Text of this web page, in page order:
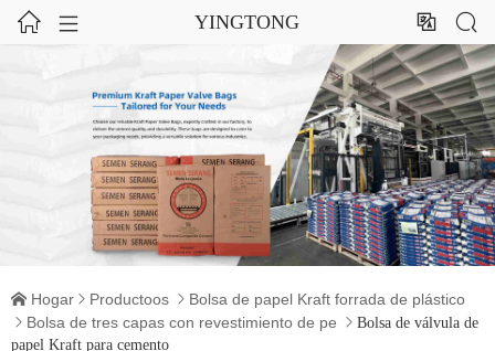
  YINGTONG  
 Hogar  Productoos  Bolsa de papel Kraft forrada de plástico
 Bolsa de tres capas con revestimiento de pe  Bolsa de válvula de
papel Kraft para cemento